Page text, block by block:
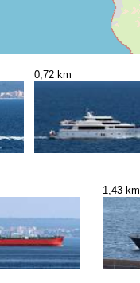
0,72 km
1,43 km